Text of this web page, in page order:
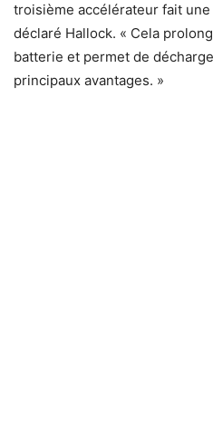
troisième accélérateur fait
déclaré Hallock. « Cela
batterie et permet de
principaux avantages. »